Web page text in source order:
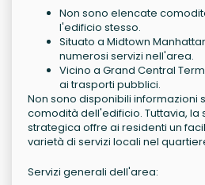
Non sono elencate
l'edificio stesso.
Situato a Midtown
numerosi servizi nell'area.
Vicino a Grand Central
ai trasporti pubblici.
Non sono disponibili informazioni
comodità dell'edificio. Tuttavia, la
strategica offre ai residenti un
varietà di servizi locali nel
Servizi generali dell'area: